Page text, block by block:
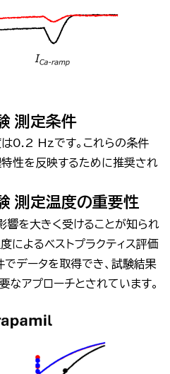
測定条件
0.2 Hzです。これらの条件
性を反映するために推奨され
測定温度の重要性
響を大きく受けることが知られ
によるベストプラクティス評価
でデータを取得でき、試験結果
なアプローチとされています。